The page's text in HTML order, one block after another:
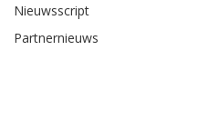
Nieuwsscript
Partnernieuws